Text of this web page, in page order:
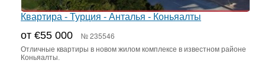
Квартира - Турция - Анталья - Коньяалты
от €55 000 № 235546
Отличные квартиры в новом жилом комплексе в известном районе
Коньяалты.